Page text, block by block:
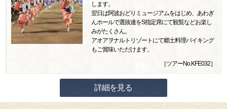
します。
翌日は阿波おどりミュージアムをはじめ、あわぎ
んホールで選抜連をS指定席にて観覧などお楽し
みがたくさん。
アオアヲナルトリゾートにて郷土料理バイキング
もご賞味いただけます。
［ツアーNo.KFE032］
詳細を見る